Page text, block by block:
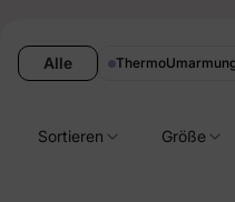
Alle
Sortieren Größe